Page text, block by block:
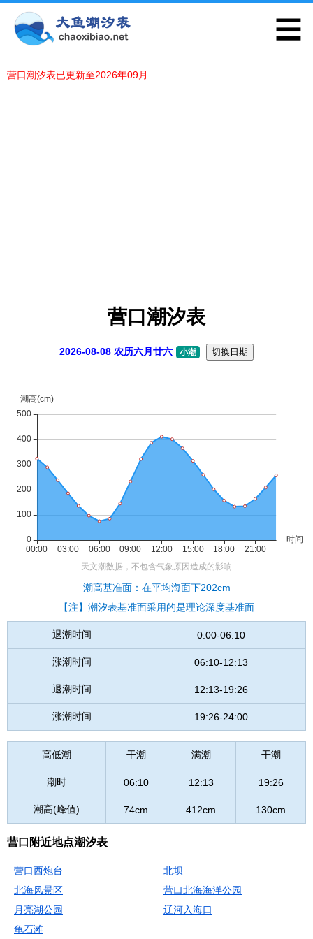
营口潮汐表已更新至2026年09月
营口潮汐表
2026-08-08 农历六月廿六 小潮 切换日期
潮高基准面：在平均海面下202cm
【注】潮汐表基准面采用的是理论深度基准面
退潮时间 0:00-06:10
涨潮时间 06:10-12:13
退潮时间 12:13-19:26
涨潮时间 19:26-24:00
高低潮 干潮 满潮 干潮
潮时 06:10 12:13 19:26
潮高(峰值) 74cm 412cm 130cm
营口附近地点潮汐表
营口西炮台
北坝
北海风景区
营口北海海洋公园
月亮湖公园
辽河入海口
龟石滩